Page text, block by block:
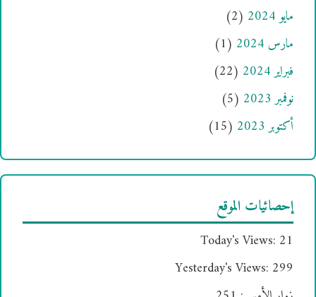
مايو 2024
(2)
مارس 2024
(1)
فبراير 2024
(22)
نوفمبر 2023
(5)
أكتوبر 2023
(15)
إحصائيات الموقع
Today's Views: 21
Yesterday's Views: 299